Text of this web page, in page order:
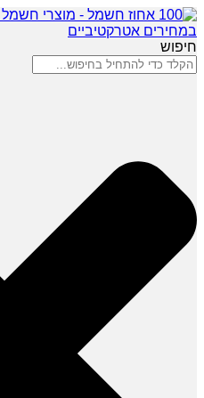
חיפוש